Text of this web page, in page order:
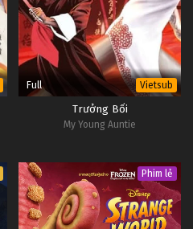
Full Vietsub
Trưởng Bối
My Young Auntie
Phim lẻ